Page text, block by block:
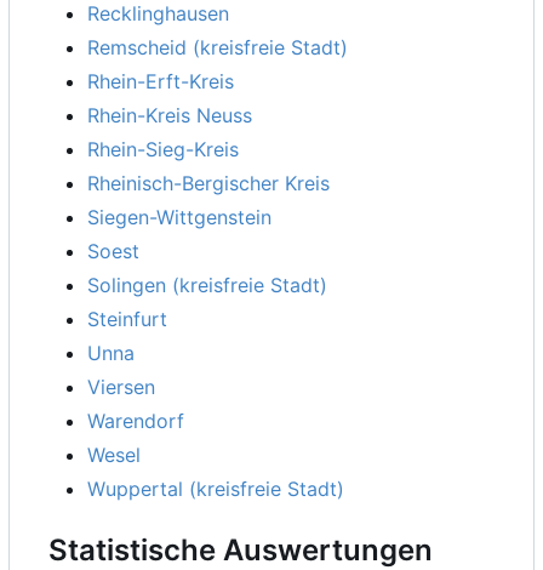
Recklinghausen
Remscheid (kreisfreie Stadt)
Rhein-Erft-Kreis
Rhein-Kreis Neuss
Rhein-Sieg-Kreis
Rheinisch-Bergischer Kreis
Siegen-Wittgenstein
Soest
Solingen (kreisfreie Stadt)
Steinfurt
Unna
Viersen
Warendorf
Wesel
Wuppertal (kreisfreie Stadt)
Statistische Auswertungen